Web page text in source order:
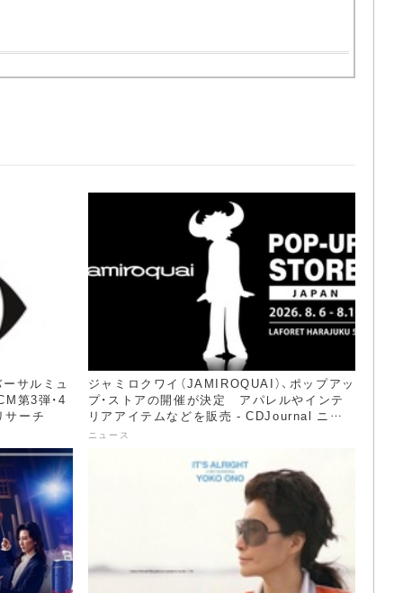
ーサルミュ
第3弾・4
ーチ
ジャミロクワイ（JAMIROQUAI）、ポップアッ
プ・ストアの開催が決定 アパレルやインテ
リアアイテムなどを販売 - CDJournal ニュ
ース
ニュース